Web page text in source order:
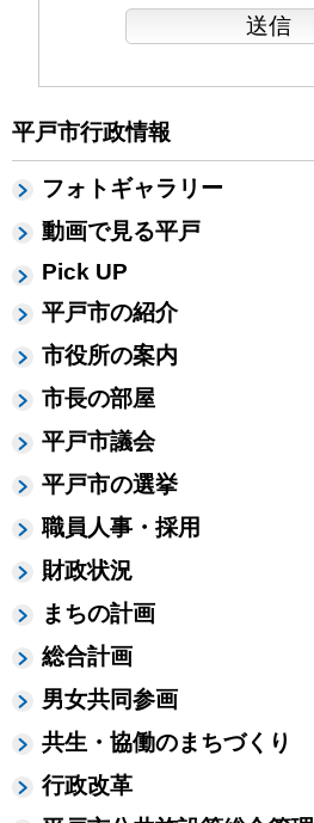
平戸市行政情報
フォトギャラリー
動画で見る平戸
Pick UP
平戸市の紹介
市役所の案内
市長の部屋
平戸市議会
平戸市の選挙
職員人事・採用
財政状況
まちの計画
総合計画
男女共同参画
共生・協働のまちづくり
行政改革